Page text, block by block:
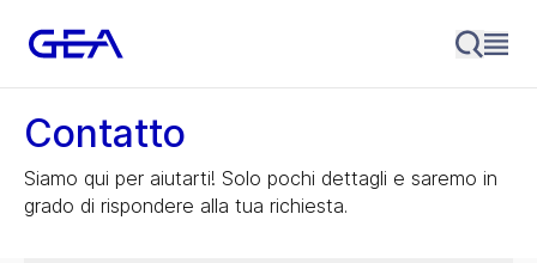
Contatto
Siamo qui per aiutarti! Solo pochi dettagli e saremo in
grado di rispondere alla tua richiesta.